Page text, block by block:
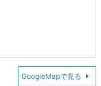
GoogleMapで見る